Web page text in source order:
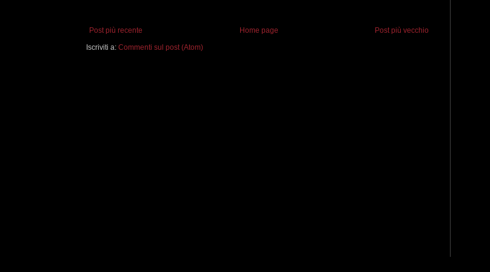
Post più recente Post più vecchio
Home page
Iscriviti a: Commenti sul post (Atom)